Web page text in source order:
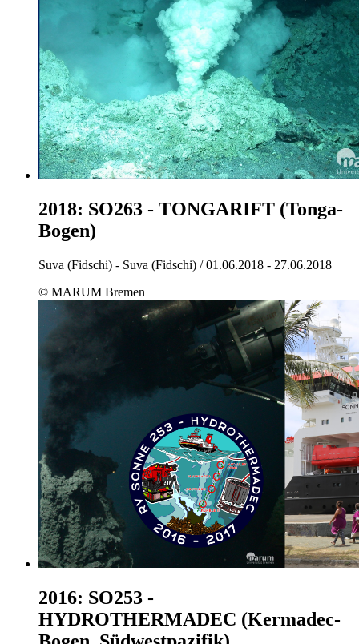
2018: SO263 - TONGARIFT (Tonga-
Bogen)
Suva (Fidschi) - Suva (Fidschi) / 01.06.2018 - 27.06.2018
© MARUM Bremen
2016: SO253 -
HYDROTHERMADEC (Kermadec-